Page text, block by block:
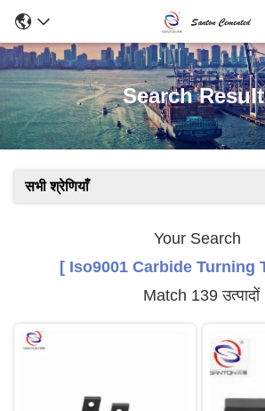
Search
सभी श्रेणियाँ
Your Search
[ Iso9001 Carbide Turning
Match 139 उत्पादों